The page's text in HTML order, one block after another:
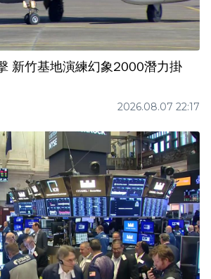
新竹基地演練幻象2000潛力掛
2026.08.07 22:17